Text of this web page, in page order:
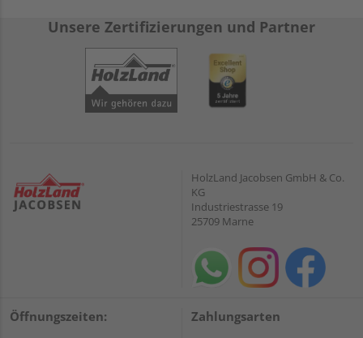
Unsere Zertifizierungen und Partner
HolzLand Jacobsen GmbH & Co.
KG
Industriestrasse 19
25709 Marne
Öffnungszeiten: Zahlungsarten